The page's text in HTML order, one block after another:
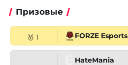
Призовые
🥇 1 FORZE Esports
HateMania